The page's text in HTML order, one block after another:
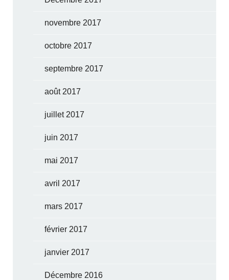
novembre 2017
octobre 2017
septembre 2017
août 2017
juillet 2017
juin 2017
mai 2017
avril 2017
mars 2017
février 2017
janvier 2017
Décembre 2016